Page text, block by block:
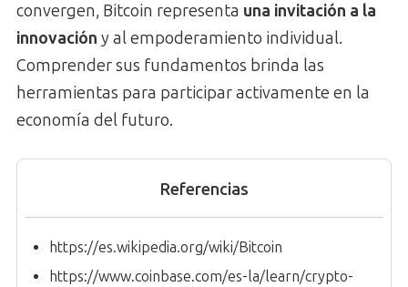
convergen, Bitcoin representa una invitación a la
innovación y al empoderamiento individual.
Comprender sus fundamentos brinda las
herramientas para participar activamente en la
economía del futuro.
Referencias
https://es.wikipedia.org/wiki/Bitcoin
https://www.coinbase.com/es-la/learn/crypto-